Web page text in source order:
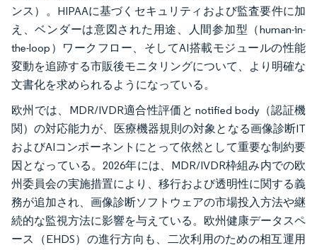
ンス）。HIPAAに基づくセキュリティおよび監査要件に加
え、ベンダーは意図された用途、人間参加型（human-in-
the-loop）ワークフロー、そしてAI搭載モジュールの性能
変動を追跡する市販後モニタリングについて、より明確な
文書化を求められるようになっている。
欧州では、MDR/IVDR適合性評価と notified body（認証機
関）の対応能力が、医療機器規則の対象となる画像診断IT
およびAIコンポーネントにとって依然として重要な制約要
因となっている。2026年には、MDR/IVDR枠組み内での欧
州委員会の実施措置により、移行および透明性に関する義
務が追加され、画像診断ソフトウェアの市場投入方法や継
続的な監視方法に影響を与えている。欧州健康データスペ
ース（EHDS）の進行方向も、二次利用のための相互運用